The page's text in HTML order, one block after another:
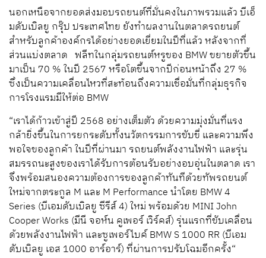
นอกเหนือจากยอดส่งมอบรถยนต์ที่มั่นคงในภาพรวมแล้ว บีเอ็
มดับเบิลยู กรุ๊ป ประเทศไทย ยังทำผลงานในตลาดรถยนต์
สำหรับลูกค้าองค์กรได้อย่างยอดเยี่ยมในปีที่แล้ว หลังจากที่
ส่วนแบ่งตลาด ฟลีทในกลุ่มรถยนต์หรูของ BMW ขยายตัวขึ้น
มาเป็น 70 % ในปี 2567 หรือโตขึ้นจากปีก่อนหน้าถึง 27 %
ซึ่งเป็นความเคลื่อนไหวที่สะท้อนถึงความเชื่อมั่นที่กลุ่มธุรกิจ
การโรงแรมมีให้ต่อ BMW
“เราได้ก้าวเข้าสู่ปี 2568 อย่างเต็มตัว ด้วยความมุ่งมั่นที่แรง
กล้ายิ่งขึ้นในการยกระดับทั้งนวัตกรรมการขับขี่ และความพึง
พอใจของลูกค้า ในปีที่ผ่านมา รถยนต์พลังงานไฟฟ้า และรุ่น
สมรรถนะสูงของเราได้รับการต้อนรับอย่างอบอุ่นในตลาด เรา
จึงพร้อมสนองความต้องการของลูกค้าทันทีด้วยทัพรถยนต์
ใหม่จากตระกูล M และ M Performance นำโดย BMW 4
Series (บีเอมดับเบิลยู ซีรีส์ 4) ใหม่ พร้อมด้วย MINI John
Cooper Works (มีนี จอห์น คูเพอร์ เวิร์คส์) รุ่นแรกที่ขับเคลื่อน
ด้วยพลังงานไฟฟ้า และซูเพอร์ไบค์ BMW S 1000 RR (บีเอม
ดับเบิลยู เอส 1000 อาร์อาร์) ที่ผ่านการปรับโฉมอีกครั้ง“